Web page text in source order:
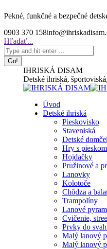
to
Pekné, funkčné a bezpečné
0903 370 158
Search:
Hľadať...
IHRISKÁ DISAM
Detské ihriská,
Úvod
Detské ihriská
Pieskovisko
Staveniská
Detské
Hry s pieskom
Hojdačky
Pružinové a
Lanovky
Kolotoče
Chôdza a
Trampolíny
Lanové
Cvičenie,
Prvky do
Malý lanový
Malý lanový